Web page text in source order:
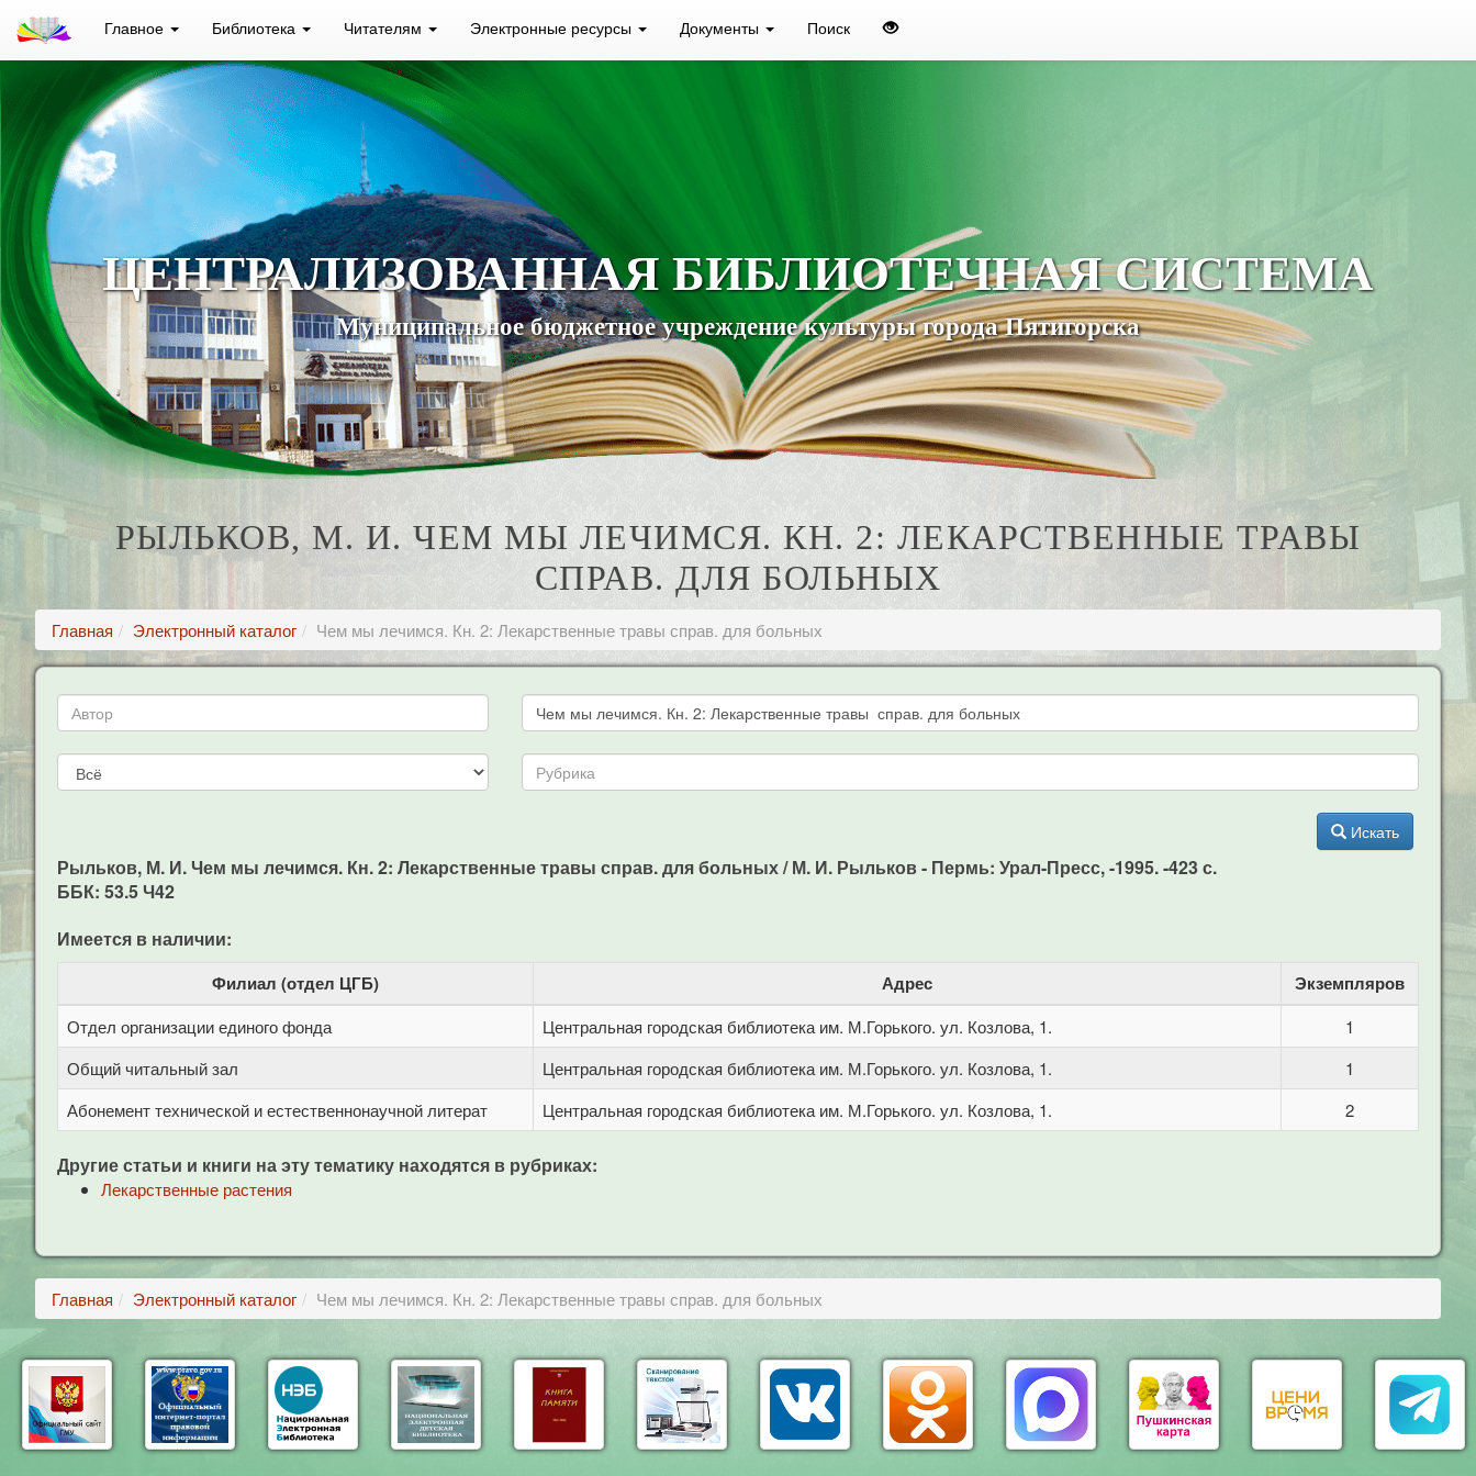
Главное Библиотека Читателям Электронные ресурсы Документы Поиск
ЦЕНТРАЛИЗОВАННАЯ БИБЛИОТЕЧНАЯ СИСТЕМА
Муниципальное бюджетное учреждение культуры города Пятигорска
РЫЛЬКОВ, М. И. ЧЕМ МЫ ЛЕЧИМСЯ. КН. 2: ЛЕКАРСТВЕННЫЕ ТРАВЫ
СПРАВ. ДЛЯ БОЛЬНЫХ
Главная Электронный каталог Чем мы лечимся. Кн. 2: Лекарственные травы справ. для больных
Искать
Рыльков, М. И. Чем мы лечимся. Кн. 2: Лекарственные травы справ. для больных / М. И. Рыльков - Пермь: Урал-Пресс, -1995. -423 с.
ББК: 53.5 Ч42
Имеется в наличии:
Филиал (отдел ЦГБ) Адрес Экземпляров
Отдел организации единого фонда Центральная городская библиотека им. М.Горького. ул. Козлова, 1.
1
Общий читальный зал
Центральная городская библиотека им. М.Горького. ул. Козлова, 1.
1
Абонемент технической и естественнонаучной литерат
Центральная городская библиотека им. М.Горького. ул. Козлова, 1. 2
Другие статьи и книги на эту тематику находятся в рубриках:
Лекарственные растения
Главная Электронный каталог Чем мы лечимся. Кн. 2: Лекарственные травы справ. для больных